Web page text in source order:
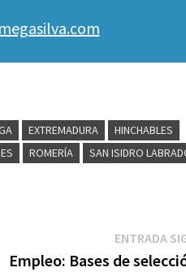
EXTREMADURA
HINCHABLES
ROMERÍA
SAN ISIDRO
ENTRADA
Empleo: Bases de